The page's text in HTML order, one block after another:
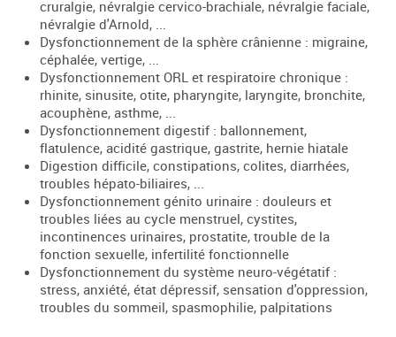
cruralgie, névralgie cervico-brachiale, névralgie faciale,
névralgie d'Arnold, ...
Dysfonctionnement de la sphère crânienne : migraine,
céphalée, vertige, ...
Dysfonctionnement ORL et respiratoire chronique :
rhinite, sinusite, otite, pharyngite, laryngite, bronchite,
acouphène, asthme, ...
Dysfonctionnement digestif : ballonnement,
flatulence, acidité gastrique, gastrite, hernie hiatale
Digestion difficile, constipations, colites, diarrhées,
troubles hépato-biliaires, ...
Dysfonctionnement génito urinaire : douleurs et
troubles liées au cycle menstruel, cystites,
incontinences urinaires, prostatite, trouble de la
fonction sexuelle, infertilité fonctionnelle
Dysfonctionnement du système neuro-végétatif :
stress, anxiété, état dépressif, sensation d'oppression,
troubles du sommeil, spasmophilie, palpitations